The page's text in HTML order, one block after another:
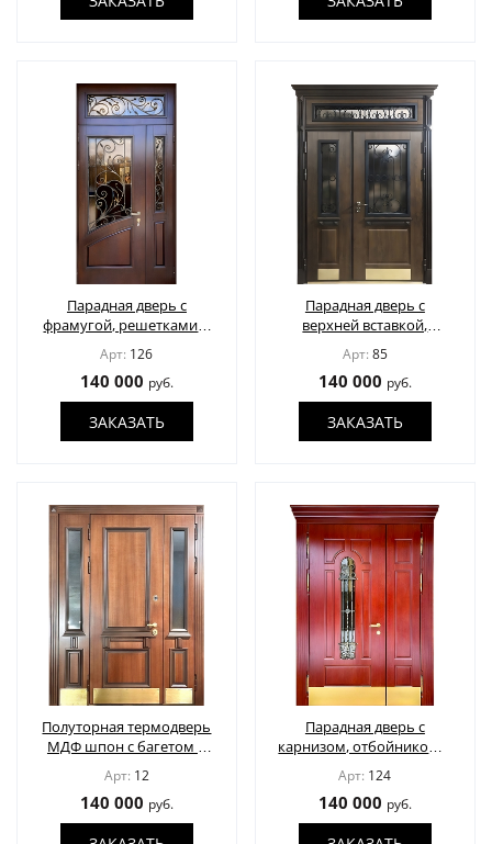
Парадная дверь с
фрамугой, решетками и
стеклом
Арт: 126
140 000 руб.
ЗАКАЗАТЬ
Парадная дверь с
верхней вставкой,
остеклением и
решетками
Арт: 85
140 000 руб.
ЗАКАЗАТЬ
Полуторная термодверь
МДФ шпон с багетом и
остеклением
Арт: 12
140 000 руб.
Парадная дверь с
карнизом, отбойником и
стеклом
Арт: 124
140 000 руб.